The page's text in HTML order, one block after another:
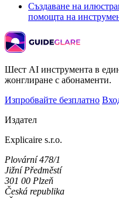
Създаване на
помощта на
Шест AI инструмента в
жонглиране с абонаменти.
Изпробвайте безплатно
Издател
Explicaire s.r.o.
Plovární 478/1
Jižní Předměstí
301 00 Plzeň
Česká republika